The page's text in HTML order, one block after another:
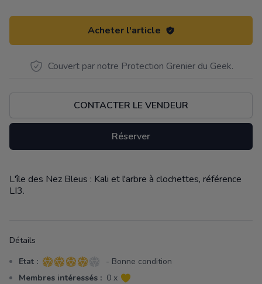
Acheter l'article
Couvert par notre Protection Grenier du Geek.
CONTACTER LE VENDEUR
Réserver
Description
L'île des Nez Bleus : Kali et l'arbre à clochettes, référence
LI3.
Détails
Etat : 4 sur 5 étoiles
- Bonne condition
Membres intéressés : 0 x